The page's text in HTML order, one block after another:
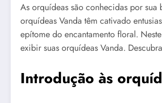
As orquídeas são conhecidas por
orquídeas Vanda têm cativado
epítome do encantamento floral.
exibir suas orquídeas Vanda.
Introdução às